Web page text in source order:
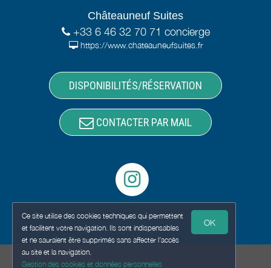
Ce site utilise des cookies techniques qui permettent
et facilitent votre navigation. Ils sont indispensables
et ne sauraient être supprimés sans affecter l’accès
au site et la navigation.
Gestion des cookies et données personnelles
OK
Châteauneuf Suites
+33 6 46 32 70 71 concierge
https://www.chateauneufsuites.fr
DISPONIBILITÉS/RÉSERVATION
CONTACTER PAR MAIL